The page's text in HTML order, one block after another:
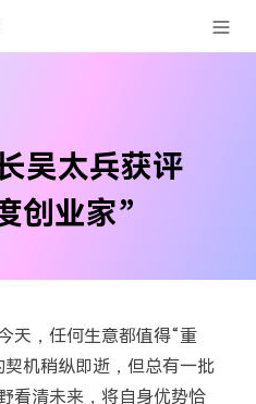
吴太兵获评
创业家”
天，任何生意都值得“重
机稍纵即逝，但总有一批
看清未来，将自身优势恰